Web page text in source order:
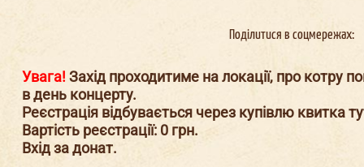
Поділитися в соцмережах:
Увага! Захід проходитиме на локації, про котру
в день концерту.
Реєстрація відбувається через купівлю квитка
Вартість реєстрації: 0 грн.
Вхід за донат.